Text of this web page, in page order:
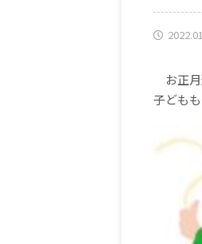
お正月
子ども